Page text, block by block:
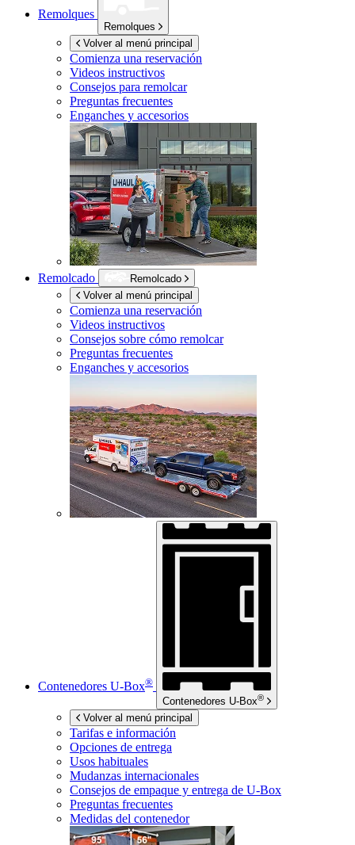
Remolques
Remolques
Volver al menú principal
Comienza una reservación
Videos instructivos
Consejos para remolcar
Preguntas frecuentes
Enganches y accesorios
Remolcado
Remolcado
Volver al menú principal
Comienza una reservación
Videos instructivos
Consejos sobre cómo remolcar
Preguntas frecuentes
Enganches y accesorios
Contenedores U-Box®
Contenedores U-Box®
Volver al menú principal
Tarifas e información
Opciones de entrega
Usos habituales
Mudanzas internacionales
Consejos de empaque y entrega de U-Box
Preguntas frecuentes
Medidas del contenedor